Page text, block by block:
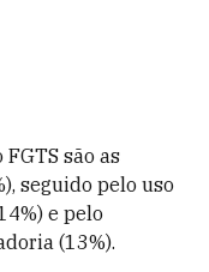
são as
seguido pelo uso
e pelo
(13%).